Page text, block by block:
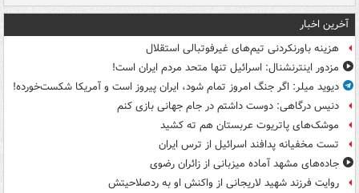
آخرین اخبار
هزینه باورنکردنی تیم‌های غیرفوتبالی استقلال
مزدور اینترنشنال: اسرائیل تنها متحد مردم ایران است!
دیوید میلر: اگر جنگ امروز تمام شود، ایران پیروز است و آمریکا شکست‌خورده!
دنیس درگاهی: دوست داشتم در جام جهانی بازی کنم
موشک‌های پاتریوت عربستان هم ته‌ کشید
تست مخفیانه پدافند اسرائیل از ترس ایران
جاده‌های مشهد آماده میزبانی از زائران رضوی
روایت فرزند شهید لاریجانی از واکنش او به ردصلاحیتش